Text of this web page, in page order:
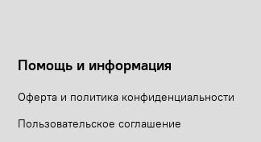
Помощь и информация
Оферта и политика конфиденциальности
Пользовательское соглашение